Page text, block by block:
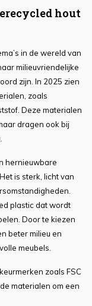
hout
in de wereld van
milieuvriendelijke
zijn. In 2025 zien
zoals
Deze materialen
dragen ook bij
hernieuwbare
is sterk, licht van
plastic dat wordt
Door te kiezen
beter milieu en
meubels.
zoals FSC
materialen om een